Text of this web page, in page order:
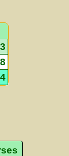
3
8
4